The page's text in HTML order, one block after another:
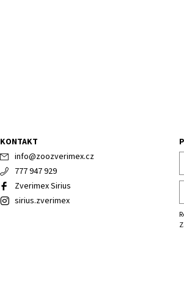
KONTAKT
info@zoozverimex.cz
777 947 929
Zverimex Sirius
sirius.zverimex